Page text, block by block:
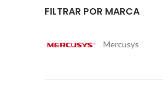
FILTRAR POR MARCA
Mercusys